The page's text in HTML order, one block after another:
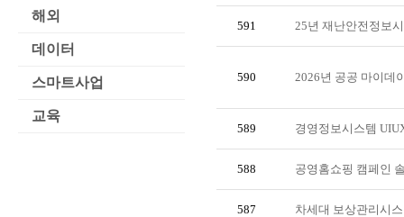
591 25년 재난안전정보
590 2026년 공공 마이데
589 경영정보시스템
588 공영홈쇼핑 캠페인
587 차세대 보상관리시
해외
데이터
스마트사업
교육